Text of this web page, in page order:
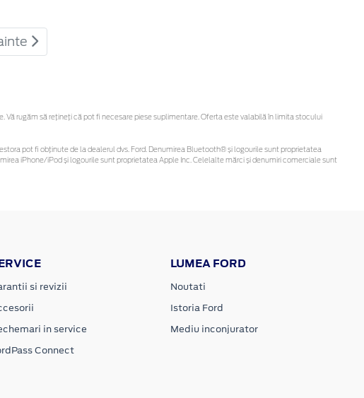
rugăm să rețineți că pot fi necesare piese suplimentare. Oferta este valabilă în limita stocului
pot fi obținute de la dealerul dvs. Ford. Denumirea Bluetooth® și logourile sunt proprietatea
iPhone/iPod și logourile sunt proprietatea Apple Inc. Celelalte mărci și denumiri comerciale sunt
si revizii
in service
Connect
LUMEA FORD
Noutati
Istoria Ford
Mediu inconjurator